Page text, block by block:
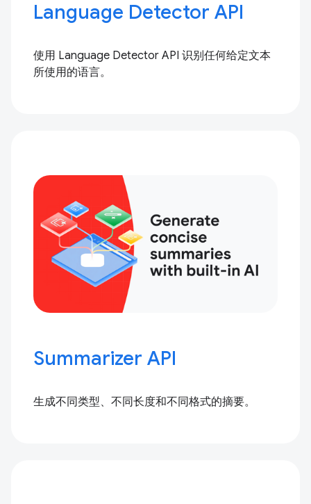
Language Detector API
使用 Language Detector API 识别任何给定文本
所使用的语言。
Summarizer API
生成不同类型、不同长度和不同格式的摘要。